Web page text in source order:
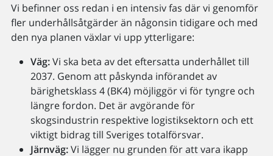
Vi befinner oss redan i en intensiv fas där vi genomför
fler underhållsåtgärder än någonsin tidigare och med
den nya planen växlar vi upp ytterligare:
Väg:Vi ska beta av det eftersatta underhållet till
2037. Genom att påskynda införandet av
bärighetsklass 4 (BK4) möjliggör vi för tyngre och
längre fordon. Det är avgörande för
skogsindustrin respektive logistiksektorn och ett
viktigt bidrag till Sveriges totalförsvar.
Järnväg:Vi lägger nu grunden för att vara ikapp